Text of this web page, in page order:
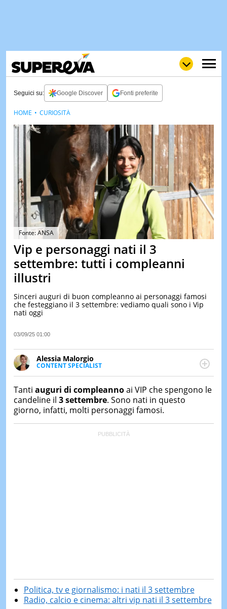
LOLGULP
LOVE
WOW
POP
NEWS
STORIE
VIDEO
& TV
QUIZ
&
TEST
LE
DI
IERI
Seguici su: Google Discover Fonti preferite
Fonte: ANSA
Vip e personaggi nati il 3
settembre: tutti i compleanni
illustri
Sinceri auguri di buon compleanno ai personaggi famosi
che festeggiano il 3 settembre: vediamo quali sono i Vip
nati oggi
03/09/25 01:00
Alessia Malorgio
CONTENT SPECIALIST
Ha conseguito un Master in Marketing Management
occupa della creazione di contenuti in ottica SEO e
dello sviluppo di strategie marketing attraverso
canali digitali.
HOME CURIOSITÀ
Tanti auguri di compleannoai VIP che spengono le
candeline il 3 settembre. Sono nati in questo
giorno, infatti, molti personaggi famosi.
Politica, tv e giornalismo: i nati il 3 settembre
Radio, calcio e cinema: altri vip nati il 3 settembre